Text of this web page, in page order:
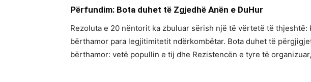
Përfundim: Bota duhet të Zgjedhë Anën e DuHur
Rezoluta e 20 nëntorit ka zbuluar sërish një të vërtetë të
bërthamor para legjitimitetit ndërkombëtar. Bota duhet të
bërthamor: vetë popullin e tij dhe Rezistencën e tyre të